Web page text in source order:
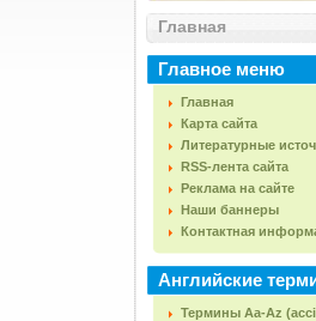
Главная
Главное меню
Главная
Карта сайта
Литературные
RSS-лента сайта
Реклама на сайте
Наши баннеры
Контактная
Английские
Термины Aa-Az